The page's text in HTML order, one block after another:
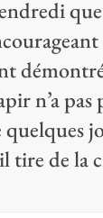
n’a
quelques
tire de la